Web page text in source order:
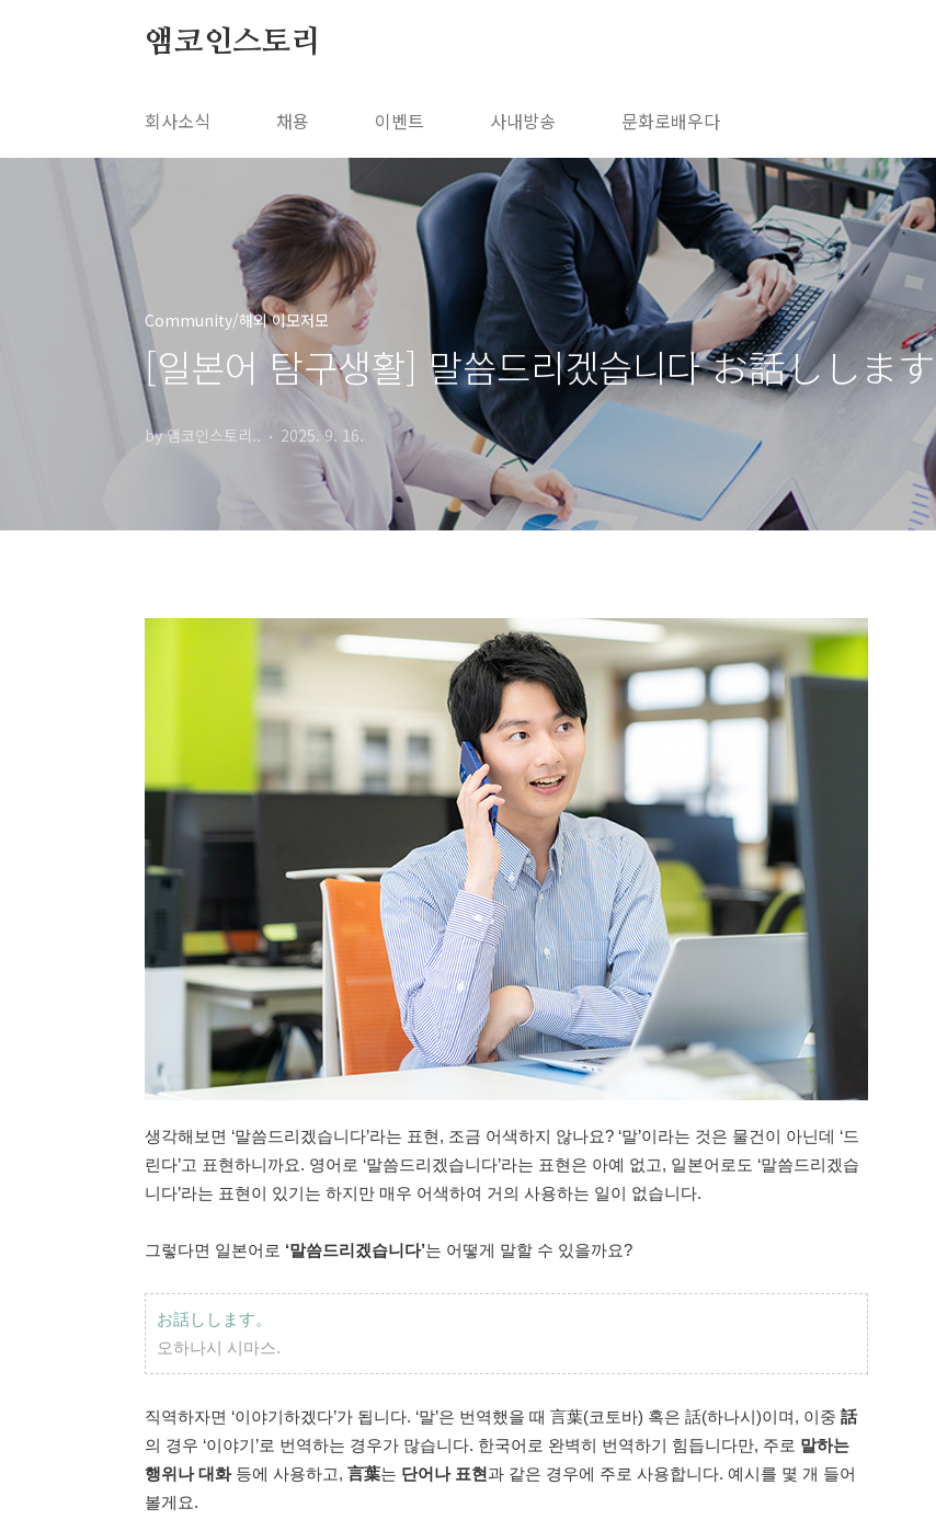
앰코인스토리
회사소식 채용 이벤트 사내방송 문화로배우다
Community/해외 이모저모
[일본어 탐구생활] 말씀드리겠습니다 お話しします
by 앰코인스토리.. 2025. 9. 16.
생각해보면 ‘말씀드리겠습니다’라는 표현, 조금 어색하지 않나요? ‘말’이라는 것은 물건이 아닌데 ‘드
린다’고 표현하니까요. 영어로 ‘말씀드리겠습니다’라는 표현은 아예 없고, 일본어로도 ‘말씀드리겠습
니다’라는 표현이 있기는 하지만 매우 어색하여 거의 사용하는 일이 없습니다.
그렇다면 일본어로 ‘말씀드리겠습니다’는 어떻게 말할 수 있을까요?
お話しします。
오하나시 시마스.
직역하자면 ‘이야기하겠다’가 됩니다. ‘말’은 번역했을 때 言葉(코토바) 혹은 話(하나시)이며, 이중 話
의 경우 ‘이야기’로 번역하는 경우가 많습니다. 한국어로 완벽히 번역하기 힘듭니다만, 주로 말하는
행위나 대화등에 사용하고, 言葉는 단어나 표현과 같은 경우에 주로 사용합니다. 예시를 몇 개 들어
볼게요.